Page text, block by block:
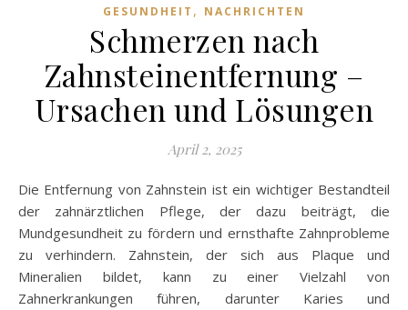
GESUNDHEIT , NACHRICHTEN
Schmerzen nach
Zahnsteinentfernung –
Ursachen und Lösungen
April 2, 2025
Die Entfernung von Zahnstein ist ein wichtiger Bestandteil
der zahnärztlichen Pflege, der dazu beiträgt, die
Mundgesundheit zu fördern und ernsthafte Zahnprobleme
zu verhindern. Zahnstein, der sich aus Plaque und
Mineralien bildet, kann zu einer Vielzahl von
Zahnerkrankungen führen, darunter Karies und